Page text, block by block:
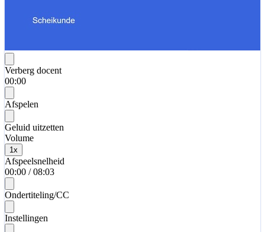
Verberg docent
00:00
Afspelen
Geluid uitzetten
Volume
1 x
Afspeelsnelheid
00:00 / 08:03
Ondertiteling/CC
Instellingen